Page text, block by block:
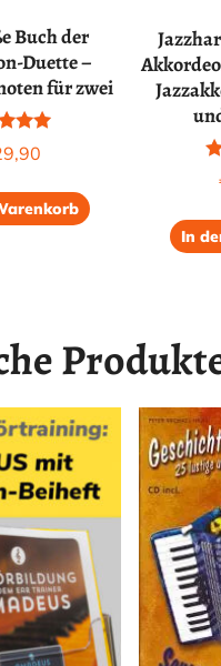
Buch der
Duette –
für zwei
mit
In